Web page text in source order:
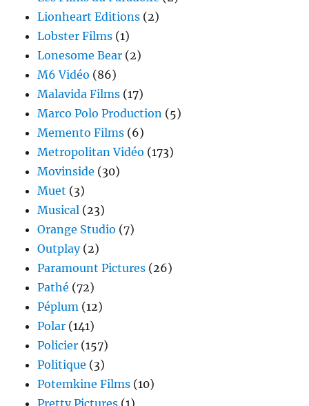
Lionheart Editions (2)
Lobster Films (1)
Lonesome Bear (2)
M6 Vidéo (86)
Malavida Films (17)
Marco Polo Production (5)
Memento Films (6)
Metropolitan Vidéo (173)
Movinside (30)
Muet (3)
Musical (23)
Orange Studio (7)
Outplay(2)
Paramount Pictures (26)
Pathé (72)
Péplum (12)
Polar (141)
Policier (157)
Politique (3)
Potemkine Films (10)